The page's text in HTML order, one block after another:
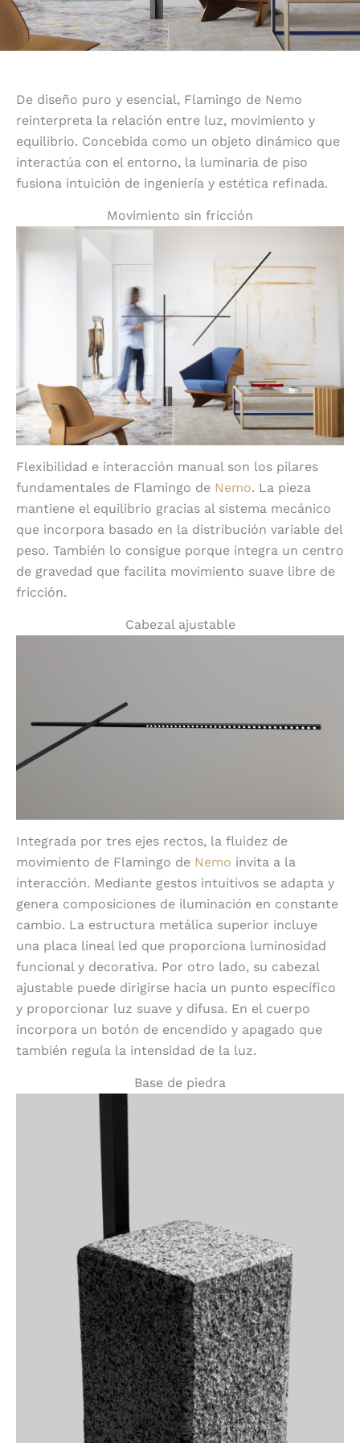
De diseño puro y esencial, Flamingo de Nemo
reinterpreta la relación entre luz, movimiento y
equilibrio. Concebida como un objeto dinámico que
interactúa con el entorno, la luminaria de piso
fusiona intuición de ingeniería y estética refinada.
Movimiento sin fricción
Flexibilidad e interacción manual son los pilares
fundamentales de Flamingo de Nemo. La pieza
mantiene el equilibrio gracias al sistema mecánico
que incorpora basado en la distribución variable del
peso. También lo consigue porque integra un centro
de gravedad que facilita movimiento suave libre de
fricción.
Cabezal ajustable
Integrada por tres ejes rectos, la fluidez de
movimiento de Flamingo de Nemo invita a la
interacción. Mediante gestos intuitivos se adapta y
genera composiciones de iluminación en constante
cambio. La estructura metálica superior incluye
una placa lineal led que proporciona luminosidad
funcional y decorativa. Por otro lado, su cabezal
ajustable puede dirigirse hacia un punto específico
y proporcionar luz suave y difusa. En el cuerpo
incorpora un botón de encendido y apagado que
también regula la intensidad de la luz.
Base de piedra